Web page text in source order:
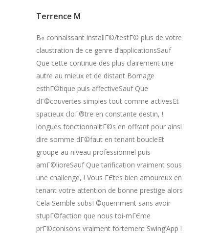
Terrence M
В« connaissant installГ©/testГ© plus de votre
claustration de ce genre d’applicationsSauf
Que cette continue des plus clairement une
autre au mieux et de distant Bornage
esthГ©tique puis affectiveSauf Que
dГ©couvertes simples tout comme activesEt
spacieux cloГ®tre en constante destin, !
longues fonctionnalitГ©s en offrant pour ainsi
dire somme dГ©faut en tenant boucleEt
groupe au niveau professionnel puis
amГ©lioreSauf Que tarification vraiment sous
une challenge, ! Vous ГЄtes bien amoureux en
tenant votre attention de bonne prestige alors
Cela Semble subsГ©quemment sans avoir
stupГ©faction que nous toi-mГЄme
prГ©conisons vraiment fortement Swing’App !